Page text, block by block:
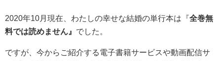
2020年10月現在、わたしの幸せな結婚の単行本は『全巻無
料では読めません』 でした。
ですが、今からご紹介する電子書籍サービスや動画配信サ